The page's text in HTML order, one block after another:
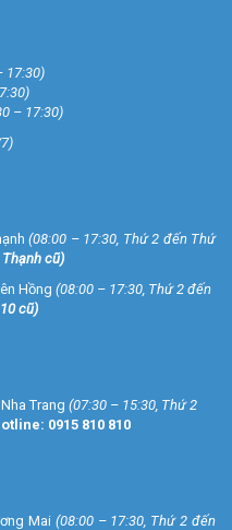
17:30)
– 17:30)
(08:00 – 17:30, Thứ 2 đến Thứ
Thạnh cũ)
Hồng (08:00 – 17:30, Thứ 2 đến
cũ)
Trang (07:30 – 15:30, Thứ 2
0915 810 810
Mai (08:00 – 17:30, Thứ 2 đến